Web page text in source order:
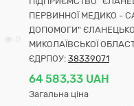
ПЕРВИННОЇ МЕДИКО -
ДОПОМОГИ"
МИКОЛАЇВСЬКОЇ
ЄДРПОУ: 38339071
64 583,33 UAH
Загальна ціна